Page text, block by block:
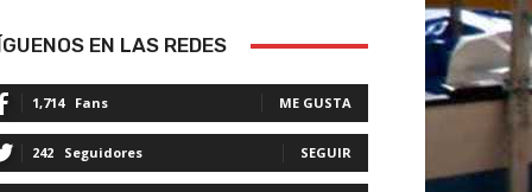
EN LAS REDES
1,714 Fans ME GUSTA
242 Seguidores SEGUIR